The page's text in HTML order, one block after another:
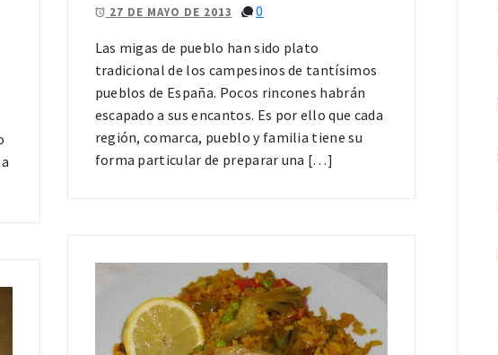
27 DE MAYO DE 2013 0
Las migas de pueblo han sido plato
tradicional de los campesinos de tantísimos
pueblos de España. Pocos rincones habrán
escapado a sus encantos. Es por ello que cada
región, comarca, pueblo y familia tiene su
forma particular de preparar una […]